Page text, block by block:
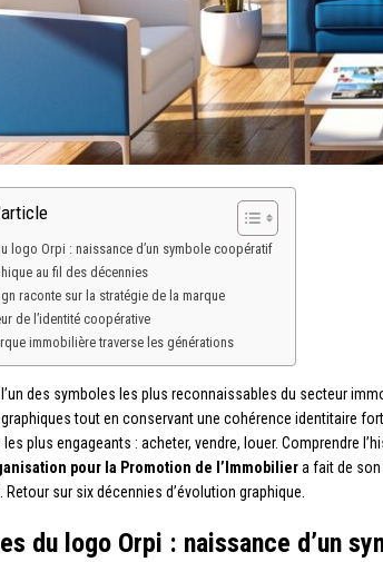
logo Orpi : naissance d’un symbole coopératif
au fil des décennies
raconte sur la stratégie de la marque
de l’identité coopérative
immobilière traverse les générations
des symboles les plus reconnaissables du secteur
tout en conservant une cohérence identitaire
plus engageants : acheter, vendre, louer. Comprendre
pour la Promotion de l’Immobiliera fait de
sur six décennies d’évolution graphique.
du logo Orpi : naissance d’un